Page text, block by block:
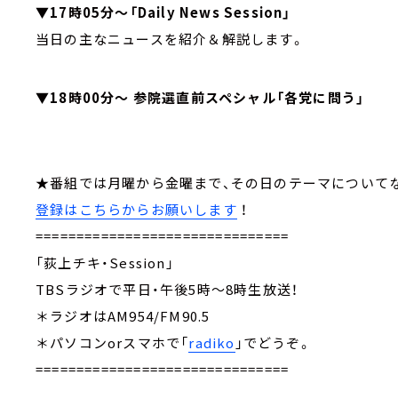
▼17時05分～「Daily News Session」
当日の主なニュースを紹介＆解説します。
▼18時00分～ 参院選直前スペシャル「各党に問う」
★番組では月曜から金曜まで、その日のテーマについて
登録はこちらからお願いします ！
===============================
「荻上チキ・Session」
TBSラジオで平日・午後5時～8時生放送！
＊ラジオはAM954/FM90.5
＊パソコンorスマホで「radiko 」でどうぞ。
===============================